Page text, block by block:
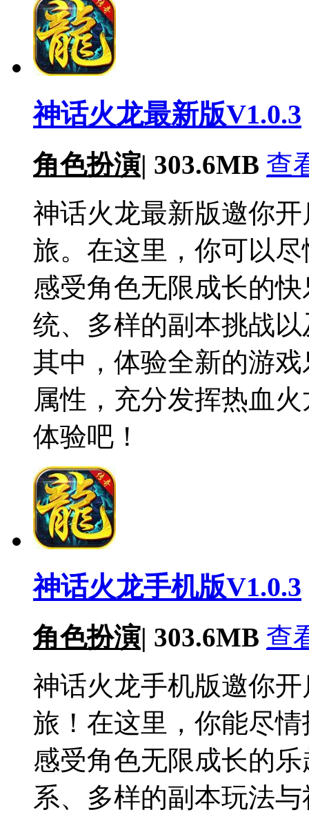
神话火龙最新版V1.0.3
角色扮演| 303.6MB 查
神话火龙最新版邀你
旅。在这里，你可以
感受角色无限成长的
统、多样的副本挑战
其中，体验全新的游
属性，充分发挥热血
体验吧！
神话火龙手机版V1.0.3
角色扮演| 303.6MB 查
神话火龙手机版邀你
旅！在这里，你能尽
感受角色无限成长的
系、多样的副本玩法